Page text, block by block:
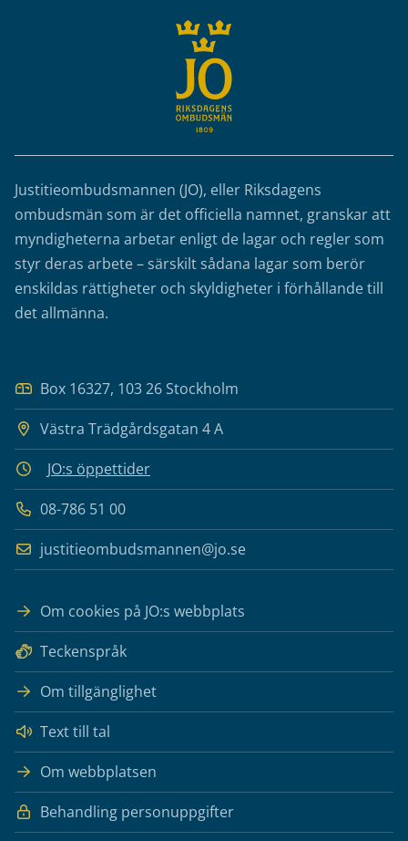
Justitieombudsmannen (JO), eller Riksdagens
ombudsmän som är det officiella namnet, granskar att
myndigheterna arbetar enligt de lagar och regler som
styr deras arbete – särskilt sådana lagar som berör
enskildas rättigheter och skyldigheter i förhållande till
det allmänna.
Box 16327, 103 26 Stockholm
Västra Trädgårdsgatan 4 A
JO:s öppettider
08-786 51 00
justitieombudsmannen@jo.se
Om cookies på JO:s webbplats
Teckenspråk
Om tillgänglighet
Text till tal
Om webbplatsen
Behandling personuppgifter